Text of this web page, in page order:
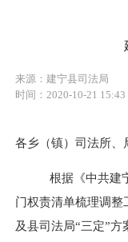
来源：建宁县司法局
时间：2020-10-21 15:43
各乡（镇）司法所、
根据《中共建
门权责清单梳理调整
及县司法局“三定”方